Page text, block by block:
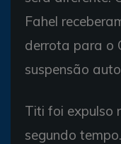
Fahel
derrota para o
suspensão
Titi foi expulso
segundo